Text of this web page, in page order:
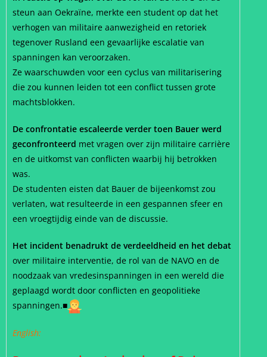
steun aan Oekraïne, merkte een student op dat het
verhogen van militaire aanwezigheid en retoriek
tegenover Rusland een gevaarlijke escalatie van
spanningen kan veroorzaken.
Ze waarschuwden voor een cyclus van militarisering
die zou kunnen leiden tot een conflict tussen grote
machtsblokken.
De confrontatie escaleerde verder toen Bauer werd
geconfronteerd met vragen over zijn militaire carrière
en de uitkomst van conflicten waarbij hij betrokken
was.
De studenten eisten dat Bauer de bijeenkomst zou
verlaten, wat resulteerde in een gespannen sfeer en
een vroegtijdig einde van de discussie.
Het incident benadrukt de verdeeldheid en het debat
over militaire interventie, de rol van de NAVO en de
noodzaak van vredesinspanningen in een wereld die
geplaagd wordt door conflicten en geopolitieke
spanningen.■
English: